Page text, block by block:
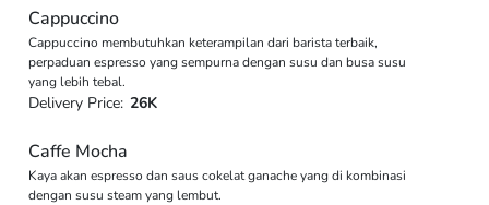
Cappuccino
Cappuccino membutuhkan keterampilan dari barista terbaik,
perpaduan espresso yang sempurna dengan susu dan busa susu
yang lebih tebal.
Delivery Price: 26K
Caffe Mocha
Kaya akan espresso dan saus cokelat ganache yang di kombinasi
dengan susu steam yang lembut.